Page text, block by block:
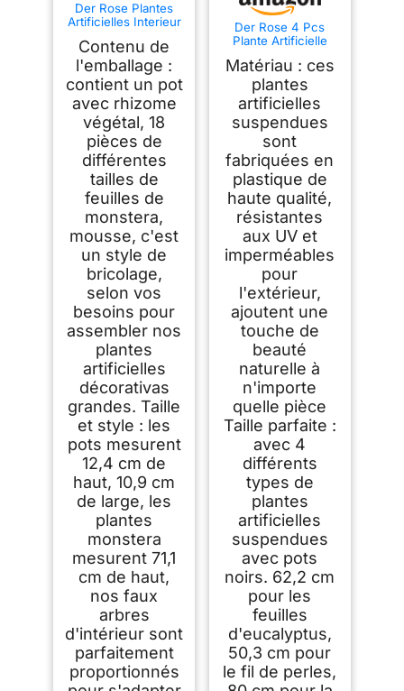
Der Rose Plantes
Artificielles Interieur
Pot,71cm Fausse
Plante Idéal pour la
Décoration de
Salon, Chambre,
Bureau et Jardin（1
Pot）
Contenu de
l'emballage :
contient un pot
avec rhizome
végétal, 18
pièces de
différentes
tailles de
feuilles de
monstera,
mousse, c'est
un style de
bricolage,
selon vos
besoins pour
assembler nos
plantes
artificielles
décorativas
grandes. Taille
et style : les
pots mesurent
12,4 cm de
haut, 10,9 cm
de large, les
plantes
monstera
mesurent 71,1
cm de haut,
nos faux
arbres
d'intérieur sont
parfaitement
proportionnés
Der Rose 4 Pcs
Plante Artificielle
Artificielles Interieur
et Exterieur,Fausse
Plante Convient
pour Décorer le
Bureau,Salon,Cuisin
e,Jardin
Matériau : ces
plantes
artificielles
suspendues
sont
fabriquées en
plastique de
haute qualité,
résistantes
aux UV et
imperméables
pour
l'extérieur,
ajoutent une
touche de
beauté
naturelle à
n'importe
quelle pièce
Taille parfaite :
avec 4
différents
types de
plantes
artificielles
suspendues
avec pots
noirs. 62,2 cm
pour les
feuilles
d'eucalyptus,
50,3 cm pour
le fil de perles,